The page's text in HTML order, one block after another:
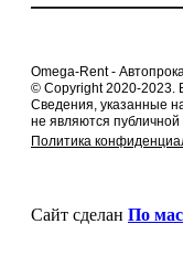
Omega-Rent -
© Copyright 2020-2023.
Сведения, указанные
не являются публичной
Политика
Сайт сделан По